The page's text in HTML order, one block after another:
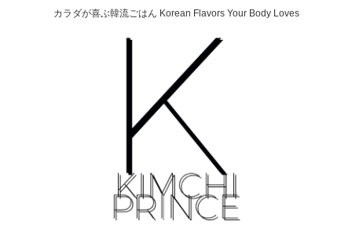
カラダが喜ぶ韓流ごはん Korean Flavors Your Body Loves